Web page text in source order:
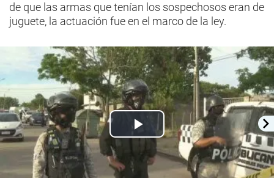
de que las armas que tenían los sospechosos eran de
juguete, la actuación fue en el marco de la ley.
Play
Video